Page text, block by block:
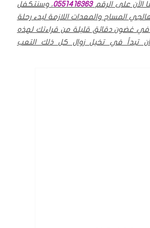
الآن على الرقم0551416363، وسنتكفل
المساج والمعدات اللازمة لبدء رحلة
في غضون دقائق قليلة من قراءتك لهذه
تبدأ في تخيل زوال كل ذلك التعب